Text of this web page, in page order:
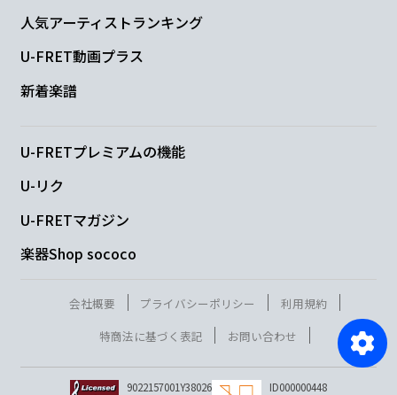
人気アーティストランキング
U-FRET動画プラス
新着楽譜
U-FRETプレミアムの機能
U-リク
U-FRETマガジン
楽器Shop sococo
会社概要 プライバシーポリシー
利用規約
特商法に基づく表記
お問い合わせ
9022157001Y38026
ID000000448